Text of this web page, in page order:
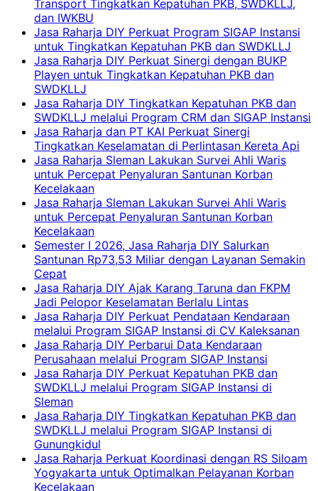
Transport Tingkatkan Kepatuhan PKB, SWDKLLJ,
dan IWKBU
Jasa Raharja DIY Perkuat Program SIGAP Instansi
untuk Tingkatkan Kepatuhan PKB dan SWDKLLJ
Jasa Raharja DIY Perkuat Sinergi dengan BUKP
Playen untuk Tingkatkan Kepatuhan PKB dan
SWDKLLJ
Jasa Raharja DIY Tingkatkan Kepatuhan PKB dan
SWDKLLJ melalui Program CRM dan SIGAP Instansi
Jasa Raharja dan PT KAI Perkuat Sinergi
Tingkatkan Keselamatan di Perlintasan Kereta Api
Jasa Raharja Sleman Lakukan Survei Ahli Waris
untuk Percepat Penyaluran Santunan Korban
Kecelakaan
Jasa Raharja Sleman Lakukan Survei Ahli Waris
untuk Percepat Penyaluran Santunan Korban
Kecelakaan
Semester I 2026, Jasa Raharja DIY Salurkan
Santunan Rp73,53 Miliar dengan Layanan Semakin
Cepat
Jasa Raharja DIY Ajak Karang Taruna dan FKPM
Jadi Pelopor Keselamatan Berlalu Lintas
Jasa Raharja DIY Perkuat Pendataan Kendaraan
melalui Program SIGAP Instansi di CV Kaleksanan
Jasa Raharja DIY Perbarui Data Kendaraan
Perusahaan melalui Program SIGAP Instansi
Jasa Raharja DIY Perkuat Kepatuhan PKB dan
SWDKLLJ melalui Program SIGAP Instansi di
Sleman
Jasa Raharja DIY Tingkatkan Kepatuhan PKB dan
SWDKLLJ melalui Program SIGAP Instansi di
Gunungkidul
Jasa Raharja Perkuat Koordinasi dengan RS Siloam
Yogyakarta untuk Optimalkan Pelayanan Korban
Kecelakaan